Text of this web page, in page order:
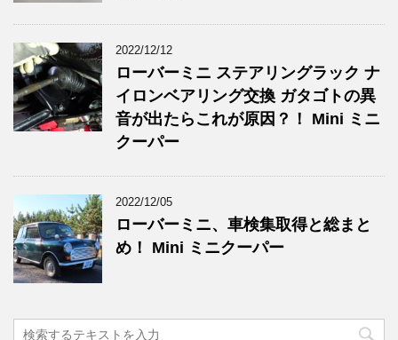
2022/12/12
ローバーミニ ステアリングラック ナ
イロンベアリング交換 ガタゴトの異
音が出たらこれが原因？！ Mini ミニ
クーパー
2022/12/05
ローバーミニ、車検集取得と総まと
め！ Mini ミニクーパー